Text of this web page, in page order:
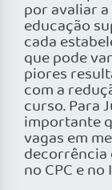
por avaliar
educação
cada
que pode
piores
com a
curso. Para
importante
vagas em
decorrência
no CPC e no